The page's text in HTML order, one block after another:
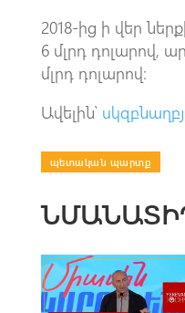
2018-ից ի վեր
6 մլրդ դոլարով,
մլրդ դոլարով։
Ավելին՝
պետական պարտք